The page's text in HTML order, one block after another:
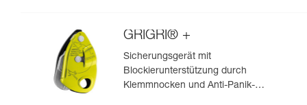
GRIGRI® +
Sicherungsgerät mit
Blockierunterstützung durch
Klemmnocken und Anti-Panik-